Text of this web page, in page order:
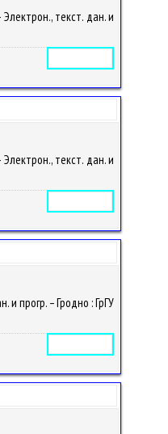
текст. дан. и
текст. дан. и
прогр. – Гродно : ГрГУ